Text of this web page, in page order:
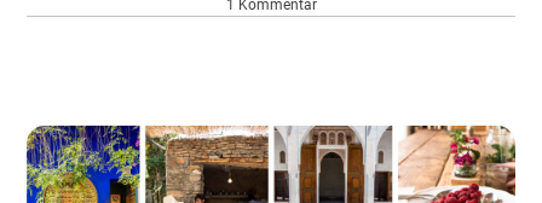
1 Kommentar